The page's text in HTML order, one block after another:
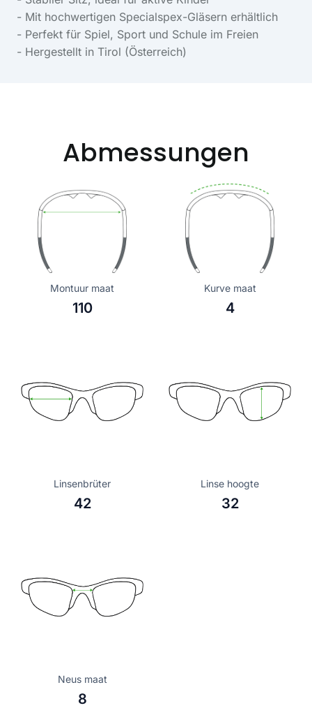
- Mit hochwertigen Specialspex-Gläsern erhältlich
- Perfekt für Spiel, Sport und Schule im Freien
- Hergestellt in Tirol (Österreich)
Abmessungen
Montuur maat
110
Kurve maat
4
Linsenbrüter
42
Linse hoogte
32
Neus maat
8